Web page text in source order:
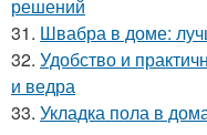
решений
31. Швабра в доме:
32. Удобство и
и ведра
33. Укладка пола в